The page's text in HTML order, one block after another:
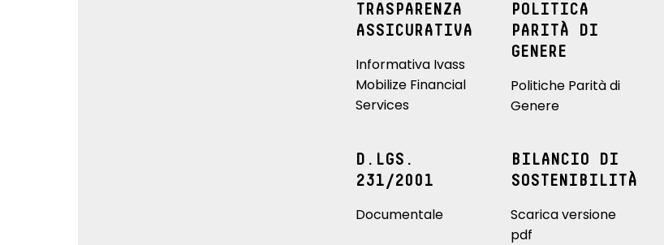
TRASPARENZA
ASSICURATIVA
Informativa Ivass
Mobilize Financial
Services
POLITICA
PARITÀ DI
GENERE
Politiche Parità di
Genere
D.LGS.
231/2001
Documentale
BILANCIO DI
SOSTENIBILITÀ
Scarica versione
pdf